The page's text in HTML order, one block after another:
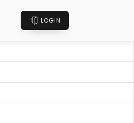
LOGIN